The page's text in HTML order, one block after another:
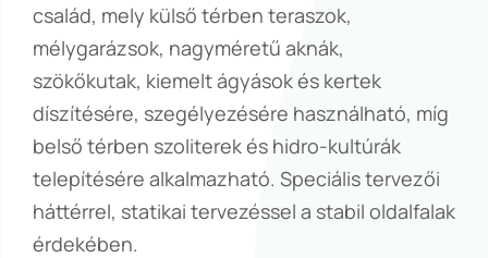
család, mely külső térben teraszok,
mélygarázsok, nagyméretű aknák,
szökőkutak, kiemelt ágyások és kertek
díszítésére, szegélyezésére használható, míg
belső térben szoliterek és hidro-kultúrák
telepítésére alkalmazható. Speciális tervezői
háttérrel, statikai tervezéssel a stabil oldalfalak
érdekében.